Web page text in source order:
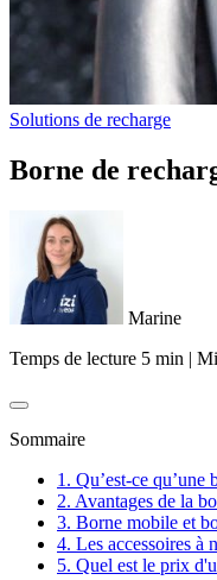
Solutions de recharge
Borne de
Marine
Temps de lecture 5 min |
Sommaire
1. Qu’est-ce qu’une
2. Avantages de la
3. Borne mobile et
4. Les accessoires à
5. Quel est le prix